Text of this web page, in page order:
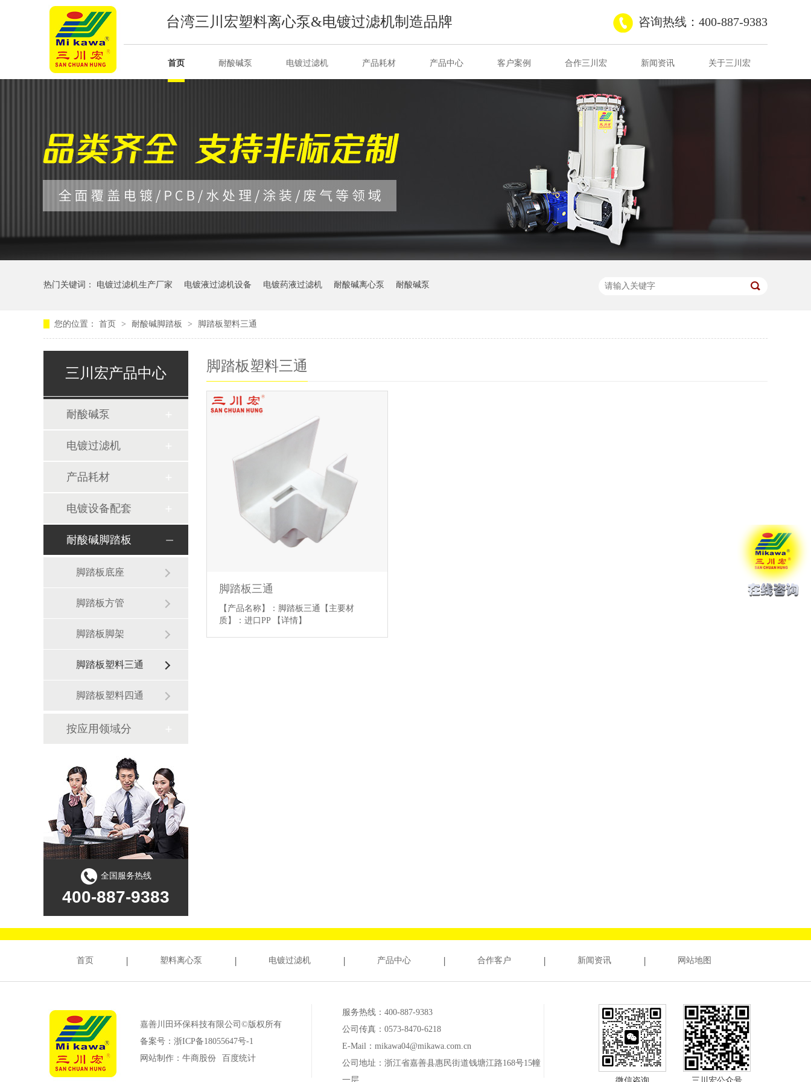
台湾三川宏塑料离心泵&电镀过滤机制造品牌 咨询热线：400-887-9383
首页 耐酸碱泵 电镀过滤机 产品耗材 产品中心 客户案例 合作三川宏 新闻资讯 关于三川宏
热门关键词： 电镀过滤机生产厂家 电镀液过滤机设备 电镀药液过滤机 耐酸碱离心泵 耐酸碱泵
您的位置： 首页 > 耐酸碱脚踏板 > 脚踏板塑料三通
三川宏产品中心
耐酸碱泵
电镀过滤机
产品耗材
电镀设备配套
耐酸碱脚踏板
脚踏板底座
脚踏板方管
脚踏板脚架
脚踏板塑料三通
脚踏板塑料四通
按应用领域分
全国服务热线
400-887-9383
脚踏板塑料三通
脚踏板三通
【产品名称】：脚踏板三通【主要材
质】：进口PP
【详情】
首页 塑料离心泵 电镀过滤机 产品中心 合作客户 新闻资讯 网站地图
嘉善川田环保科技有限公司©版权所有
备案号： 浙ICP备18055647号-1
网站制作： 牛商股份 百度统计
服务热线：400-887-9383
公司传真：0573-8470-6218
E-Mail：mikawa04@mikawa.com.cn
公司地址：浙江省嘉善县惠民街道钱塘江路168号15幢
一层